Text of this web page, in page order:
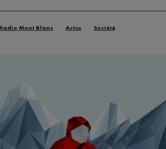
Radio Mont Blanc Actus Société